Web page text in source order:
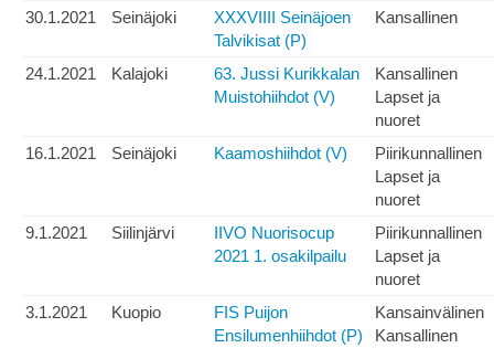
30.1.2021
Seinäjoki
XXXVIIII Seinäjoen
Talvikisat (P)
Kansallinen
24.1.2021 Kalajoki
63. Jussi Kurikkalan
Muistohiihdot (V)
Kansallinen
Lapset ja
nuoret
16.1.2021
Seinäjoki Kaamoshiihdot (V)
Piirikunnallinen
Lapset ja
nuoret
9.1.2021
Siilinjärvi
IIVO Nuorisocup
2021 1. osakilpailu
Piirikunnallinen
Lapset ja
nuoret
3.1.2021
Kuopio
FIS Puijon
Ensilumenhiihdot (P)
Kansainvälinen
Kansallinen